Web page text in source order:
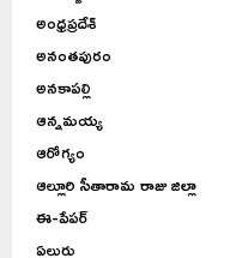
అంధ్రప్రదేశ్
అనంతపురం
అనకాపల్లి
ఆన్నమయ్య
ఆరోగ్యం
ఆల్లూరి సీతారామ రాజు జిల్లా
ఈ-పేపర్
ఏలురు